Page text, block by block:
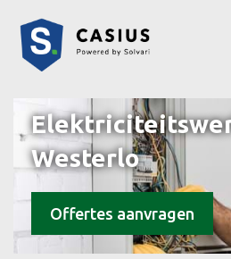
Westerlo
Offertes aanvragen